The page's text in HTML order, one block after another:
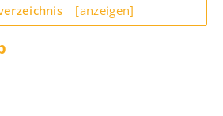
[anzeigen]